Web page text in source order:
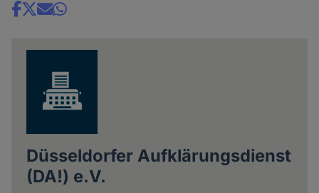
Share
Düsseldorfer Aufklärungsdienst
(DA!) e.V.